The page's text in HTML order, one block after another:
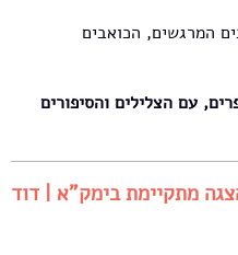
המרגשים, הכואבים
עם הצלילים והסיפורים
מתקיימת בימק"א | דוד